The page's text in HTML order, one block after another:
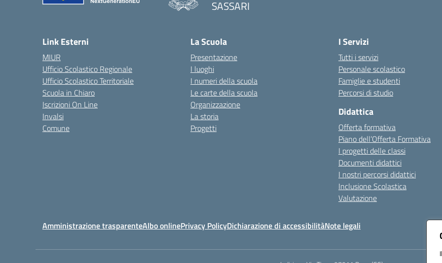
SASSARI
Link Esterni
MIUR
Ufficio Scolastico Regionale
Ufficio Scolastico Territoriale
Scuola in Chiaro
Iscrizioni On Line
Invalsi
Comune
La Scuola
Presentazione
I luoghi
I numeri della scuola
Le carte della scuola
Organizzazione
La storia
Progetti
I Servizi
Tutti i servizi
Personale scolastico
Famiglie e studenti
Percorsi di studio
Didattica
Offerta formativa
Piano dell’Offerta Formativa
I progetti delle classi
Documenti didattici
I nostri percorsi didattici
Inclusione Scolastica
Valutazione
Amministrazione trasparenteAlbo onlinePrivacy PolicyDichiarazione di accessibilitàNote legali